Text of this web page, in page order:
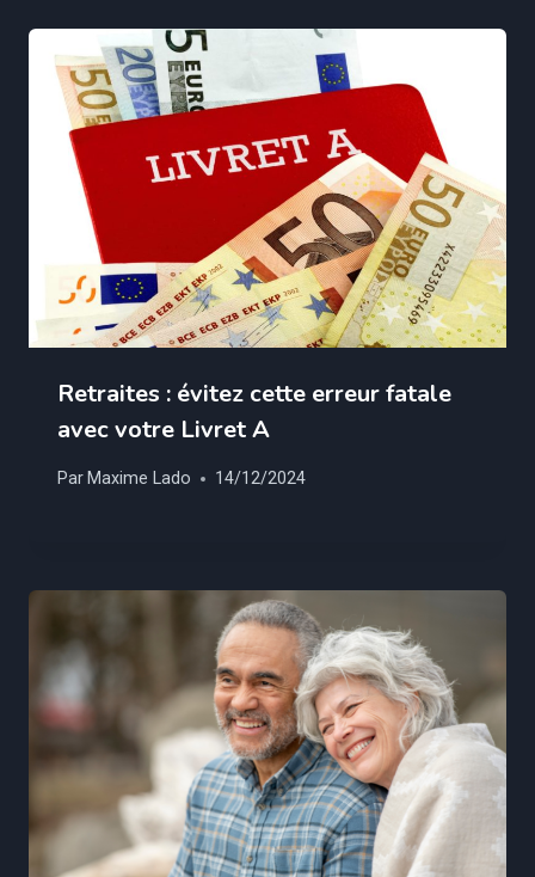
Retraites : évitez cette erreur fatale
avec votre Livret A
Par Maxime Lado 14/12/2024